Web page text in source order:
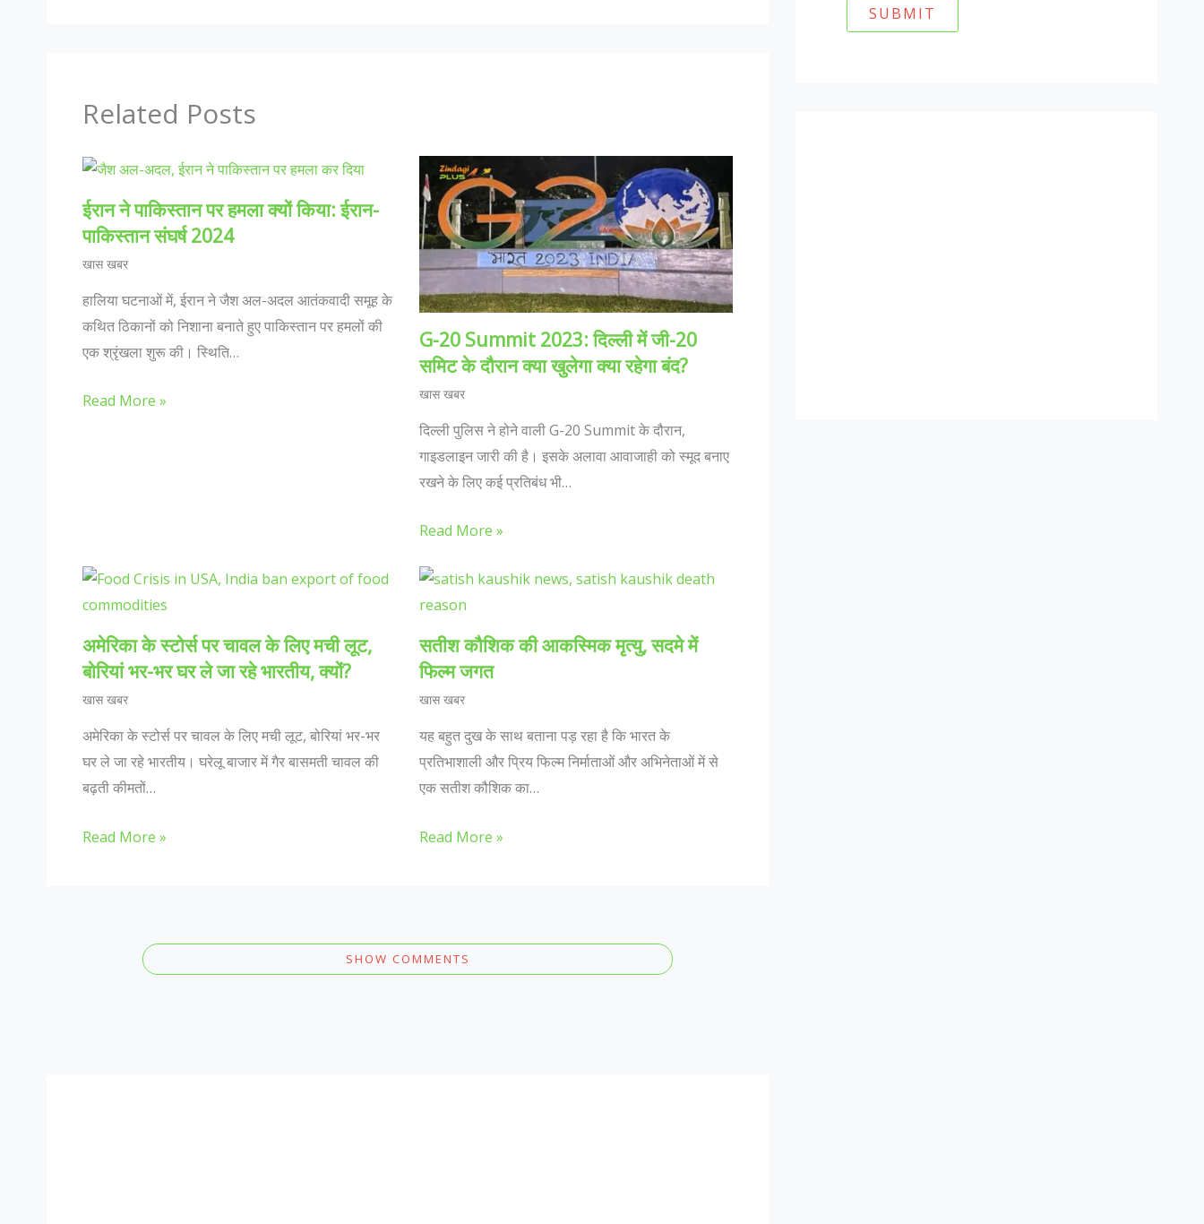
Related Posts
ईरान ने पाकिस्तान पर हमला क्यों किया: ईरान-
पाकिस्तान संघर्ष 2024
खास खबर
हालिया घटनाओं में, ईरान ने जैश अल-अदल आतंकवादी समूह के
कथित ठिकानों को निशाना बनाते हुए पाकिस्तान पर हमलों की
एक श्रृंखला शुरू की। स्थिति…
Read More »
G-20 Summit 2023: दिल्ली में जी-20
समिट के दौरान क्या खुलेगा क्या रहेगा बंद?
खास खबर
दिल्ली पुलिस ने होने वाली G-20 Summit के दौरान,
गाइडलाइन जारी की है। इसके अलावा आवाजाही को स्मूद बनाए
रखने के लिए कई प्रतिबंध भी…
Read More »
अमेरिका के स्टोर्स पर चावल के लिए मची लूट,
बोरियां भर-भर घर ले जा रहे भारतीय, क्यों?
खास खबर
अमेरिका के स्टोर्स पर चावल के लिए मची लूट, बोरियां भर-भर
घर ले जा रहे भारतीय। घरेलू बाजार में गैर बासमती चावल की
बढ़ती कीमतों…
Read More »
सतीश कौशिक की आकस्मिक मृत्यु, सदमे में
फिल्म जगत
खास खबर
यह बहुत दुख के साथ बताना पड़ रहा है कि भारत के
प्रतिभाशाली और प्रिय फिल्म निर्माताओं और अभिनेताओं में से
एक सतीश कौशिक का…
Read More »
SHOW COMMENTS
SUBMIT